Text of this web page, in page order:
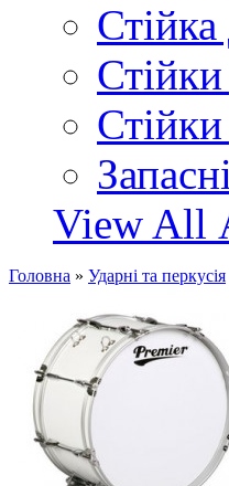
View All
Головна » Ударні та перкусія